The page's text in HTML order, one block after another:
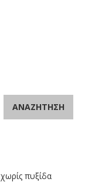
ΑΝΑΖΉΤΗΣΗ
πυξίδα